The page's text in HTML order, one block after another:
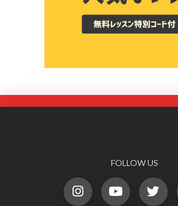
FOLLOW US